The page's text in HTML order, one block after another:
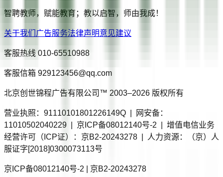
智聘教师，赋能教育；教以启智，师由我成！
关于我们 广告服务法律声明意见建议
客服热线 010-65510988
客服信箱 929123456@qq.com
北京创世锦程广告有限公司™ 2003–2026 版权所有
营业执照：91110101801226149Q | 网安备：
11010502040229 | 京ICP备08012140号-2 | 增值电信业务
经营许可（ICP证）：京B2-20243278 | 人力资源：（京）人
服证字[2018]0300073113号
京ICP备08012140号-2 | 京B2-20243278